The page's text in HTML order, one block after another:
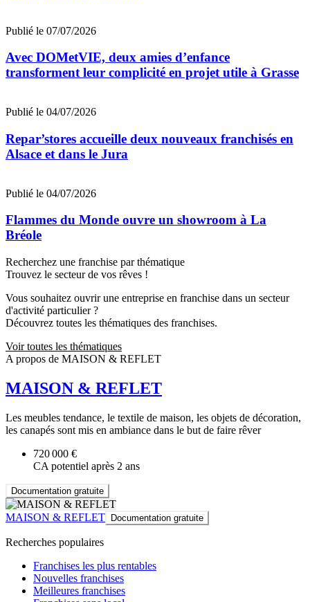
Publié le 07/07/2026
Avec DOMetVIE, deux amies d’enfance
transforment leur complicité en projet utile à Grasse
Publié le 04/07/2026
Repar’stores accueille deux nouveaux franchisés en
Alsace et dans le Jura
Publié le 04/07/2026
Flammes du Monde ouvre un showroom à La
Bréole
Recherchez une franchise par thématique
Trouvez le secteur de vos rêves !
Vous souhaitez ouvrir une entreprise en franchise dans un secteur
d'activité particulier ?
Découvrez toutes les thématiques des franchises.
Voir toutes les thématiques
A propos de MAISON & REFLET
MAISON & REFLET
Les meubles tendance, le textile de maison, les objets de décoration,
les canapés sont mis en ambiance dans le but de faire rêver
720 000 €
CA potentiel après 2 ans
Documentation gratuite
MAISON & REFLET Documentation gratuite
Recherches populaires
Franchises les plus rentables
Nouvelles franchises
Meilleures franchises